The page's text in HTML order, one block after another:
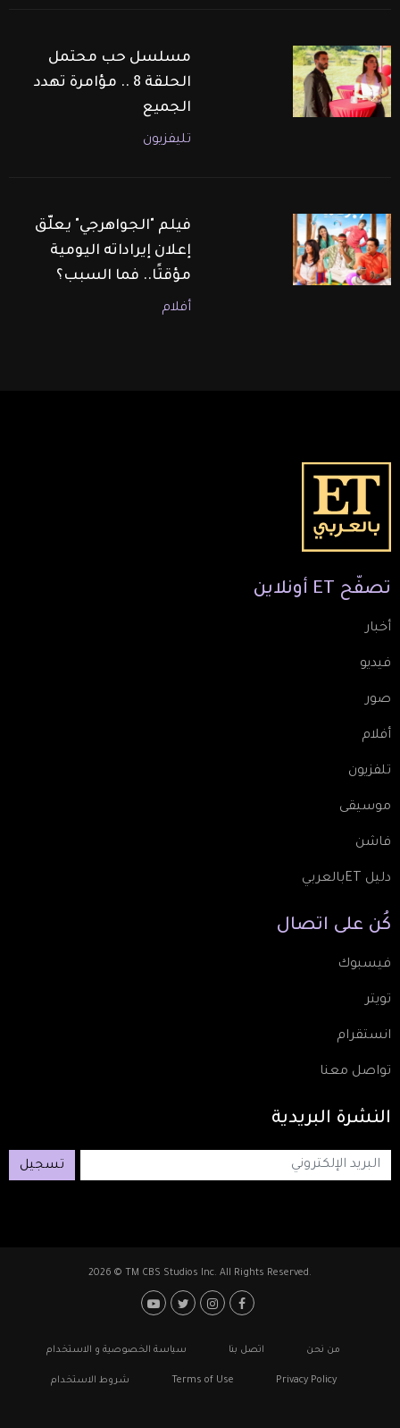
مسلسل حب محتمل
الحلقة 8 .. مؤامرة تهدد
الجميع
تليفزيون
فيلم "الجواهرجي" يعلّق
إعلان إيراداته اليومية
مؤقتًا.. فما السبب؟
أفلام
تصفّح ET أونلاين
أخبار
فيديو
صور
أفلام
تلفزيون
موسيقى
فاشن
دليل ETبالعربي
كُن على اتصال
فيسبوك
تويتر
انستقرام
تواصل معنا
النشرة البريدية
تسجيل
2026 © TM CBS Studios Inc. All Rights Reserved.
Footer: Social Media
Footerمن نحن اتصل بنا سياسة الخصوصية و الاستخدام
Privacy Policy
Terms of Use شروط الاستخدام